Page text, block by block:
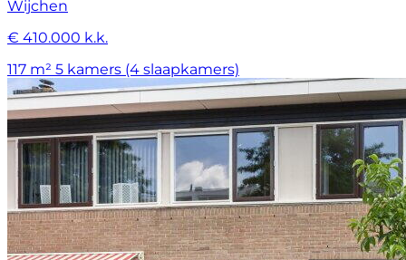
Wijchen
€ 410.000 k.k.
117 m² 5 kamers (4 slaapkamers)